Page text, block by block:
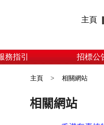
主頁
務指引 招標公
主頁 > 相關網站